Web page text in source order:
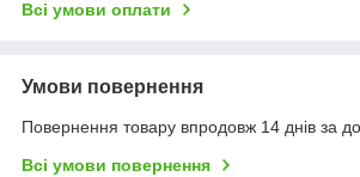
Всі умови оплати
Умови повернення
Повернення товару впродовж 14 днів за
Всі умови повернення